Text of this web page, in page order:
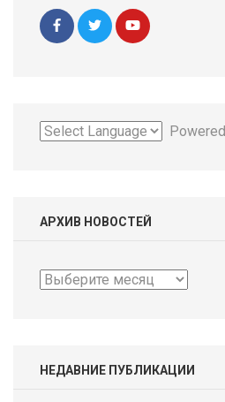
АРХИВ НОВОСТЕЙ
Архив
НЕДАВНИЕ ПУБЛИКАЦИИ